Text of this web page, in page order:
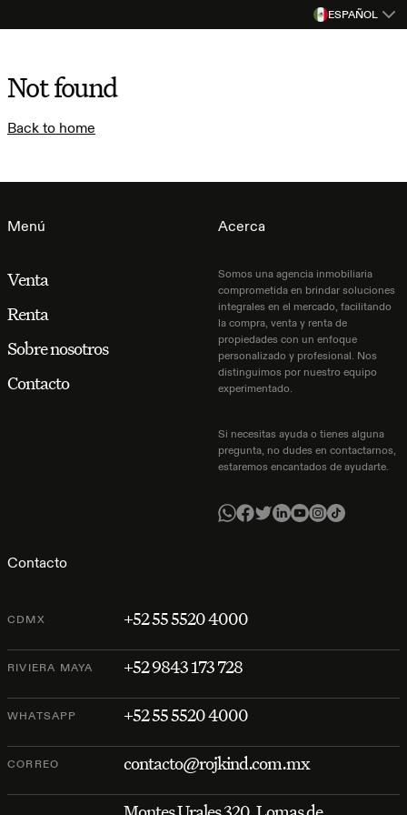
ESPAÑOL
Not found
Back to home
Menú
Venta
Renta
Sobre nosotros
Contacto
Contacto
CDMX +52 55 5520 4000
RIVIERA MAYA +52 9843 173 728
WHATSAPP +52 55 5520 4000
CORREO contacto@rojkind.com.mx
Acerca
Somos una agencia inmobiliaria
comprometida en brindar soluciones
integrales en el mercado, facilitando
la compra, venta y renta de
propiedades con un enfoque
personalizado y profesional. Nos
distinguimos por nuestro equipo
experimentado.
Si necesitas ayuda o tienes alguna
pregunta, no dudes en contactarnos,
estaremos encantados de ayudarte.